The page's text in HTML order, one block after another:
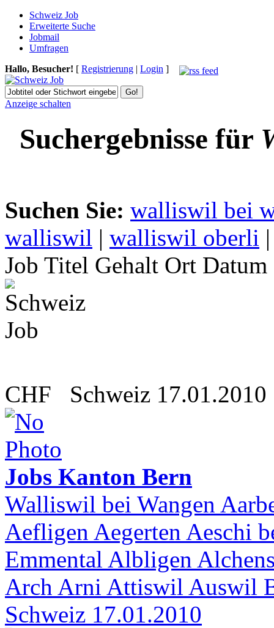
Schweiz Job
Erweiterte Suche
Jobmail
Umfragen
Hallo, Besucher! [ Registrierung | Login ]
Anzeige schalten
Suchergebnisse für
Suchen Sie: walliswil bei
walliswil | walliswil oberli |
Job Titel Gehalt Ort Datum
CHF Schweiz 17.01.2010
Jobs Kanton Bern
Walliswil bei Wangen
Aefligen Aegerten Aeschi
Emmental Albligen
Arch Arni Attiswil Auswil
Schweiz 17.01.2010